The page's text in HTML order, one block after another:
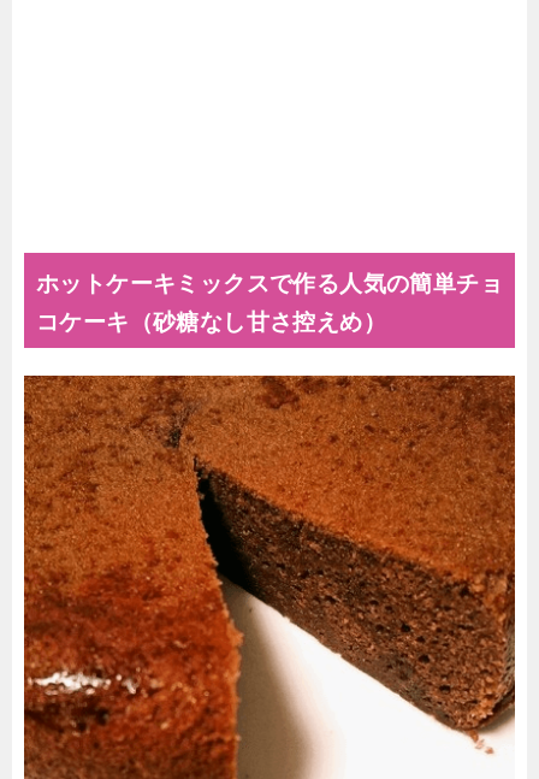
ホットケーキミックスで作る人気の簡単チョ
コケーキ（砂糖なし甘さ控えめ）